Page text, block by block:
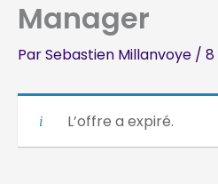
Manager
ParSebastien Millanvoye / 8
L’offre a expiré.